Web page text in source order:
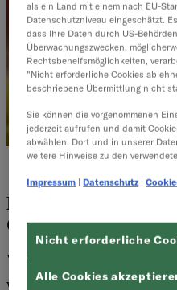
Mit
Commerce
Von
Wer individuell auf
als ein Land mit einem nach EU-
Datenschutzniveau eingeschätzt.
dass Ihre Daten durch US-
Überwachungszwecken,
Rechtsbehelfsmöglichkeiten,
"Nicht erforderliche Cookies
beschriebene Übermittlung nicht
Sie können die vorgenommenen
jederzeit aufrufen und damit
abwählen. Dort und in unserer
weitere Hinweise zu den
Impressum |Datenschutz|
Nicht erforderliche
Alle Cookies